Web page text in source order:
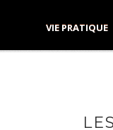
VIE PRATIQUE